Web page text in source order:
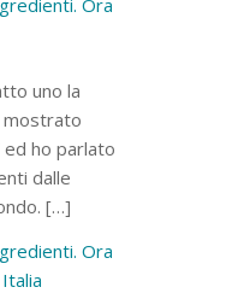
uno la
mostrato
ed ho parlato
dalle
[…]
Ora